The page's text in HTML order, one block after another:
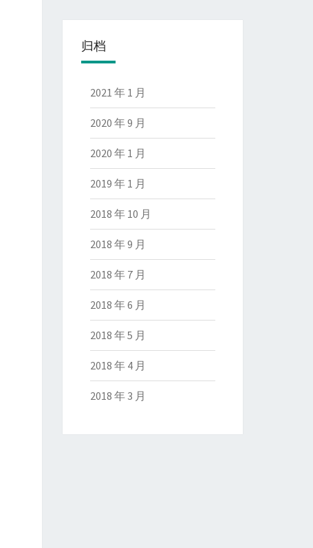
归档
2021 年 1 月
2020 年 9 月
2020 年 1 月
2019 年 1 月
2018 年 10 月
2018 年 9 月
2018 年 7 月
2018 年 6 月
2018 年 5 月
2018 年 4 月
2018 年 3 月